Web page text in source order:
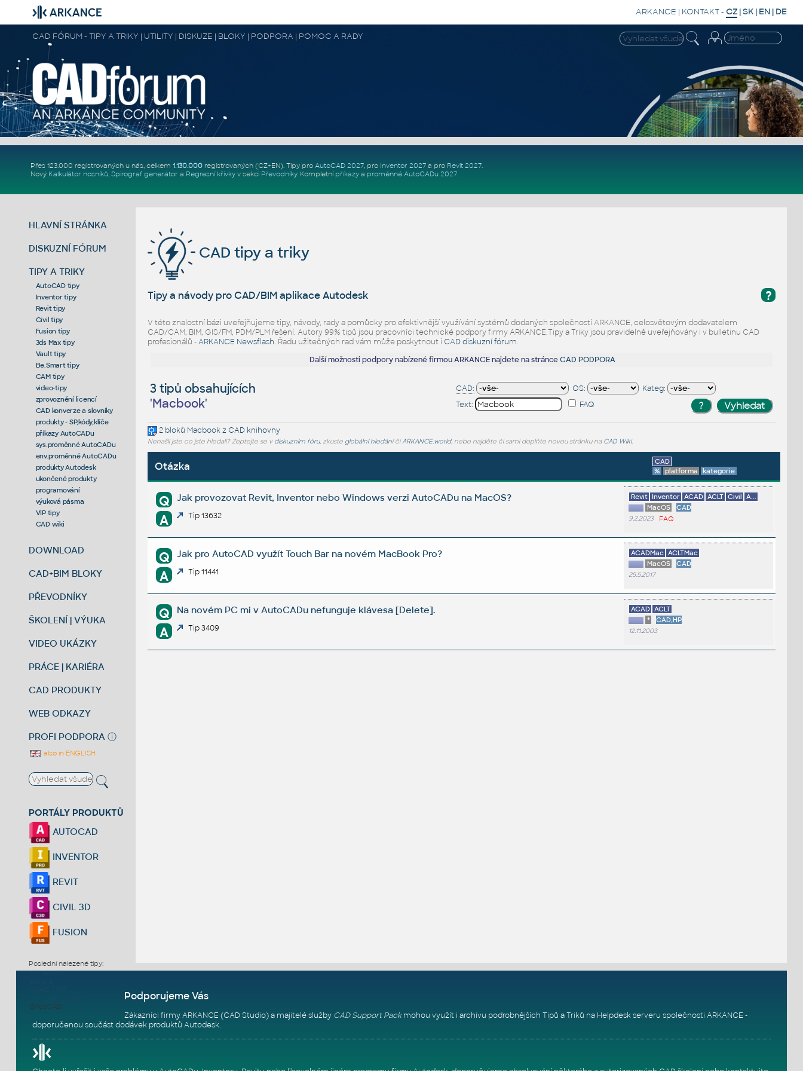
ARKANCE | KONTAKT- CZ |SK | EN | DE
CAD FÓRUM - TIPY A TRIKY | UTILITY | DISKUZE | BLOKY | PODPORA | POMOC A RADY
Přes 123.000 registrovaných u nás, celkem 1.130.000registrovaných (CZ+EN). Tipy pro AutoCAD 2027, pro Inventor 2027a pro Revit 2027.
Nový Kalkulátor nosníků, Spirograf generátor a Regresní křivkyv sekci Převodníky. Kompletní příkazya proměnné AutoCADu 2027.
HLAVNÍ STRÁNKA
DISKUZNÍ FÓRUM
TIPY A TRIKY
AutoCAD tipy
Inventor tipy
Revit tipy
Civil tipy
Fusion tipy
3ds Max tipy
Vault tipy
Be.Smart tipy
CAM tipy
video-tipy
zprovoznění licencí
CAD konverze a slovníky
produkty - SP,kódy,klíče
příkazy AutoCADu
sys.proměnné AutoCADu
env.proměnné AutoCADu
produkty Autodesk
ukončené produkty
programování
výuková pásma
VIP tipy
CAD wiki
DOWNLOAD
CAD+BIM BLOKY
PŘEVODNÍKY
ŠKOLENÍ | VÝUKA
VIDEO UKÁZKY
PRÁCE | KARIÉRA
CAD PRODUKTY
WEB ODKAZY
PROFI PODPORA ⓘ
also in ENGLISH
PORTÁLY PRODUKTŮ
AUTOCAD
INVENTOR
REVIT
CIVIL 3D
FUSION
Poslední nalezené tipy:
tisk acadu
BricsCAD
CAD tipy a triky
?
Tipy a návody pro CAD/BIM aplikace Autodesk
V této znalostní bázi uveřejňujeme tipy, návody, rady a pomůcky pro efektivnější využívání systémů dodaných společností ARKANCE, celosvětovým dodavatelem
CAD/CAM, BIM, GIS/FM, PDM/PLM řešení. Autory 99% tipů jsou pracovníci technické podpory firmy ARKANCE.Tipy a Triky jsou pravidelně uveřejňovány i v bulletinu CAD
profesionálů -ARKANCE Newsflash. Řadu užitečných rad vám může poskytnout i CAD diskuzní fórum.
Další možnosti podpory nabízené firmou ARKANCE najdete na stránceCAD PODPORA
3 tipů obsahujících
'Macbook'
CAD: OS:
Kateg:
Text:
FAQ
2 bloků Macbookz CAD knihovny
Nenašli jste co jste hledali? Zeptejte se v diskuzním fóru, zkuste globální hledáníčiARKANCE.world, nebo najděte či sami doplňte novou stránku na CAD Wiki.
Otázka
CAD
%
platforma kategorie
Q Jak provozovat Revit, Inventor nebo Windows verzi AutoCADu na MacOS?
A Tip 13632
Revit Inventor ACAD ACLT Civil
A...
MacOS
CAD
9.2.2023 FAQ
Q Jak pro AutoCAD využít Touch Bar na novém MacBook Pro?
A Tip 11441
ACADMac ACLTMac
MacOS
CAD
25.5.2017
Q Na novém PC mi v AutoCADu nefunguje klávesa [Delete].
A Tip 3409
ACAD ACLT
*
CAD,HP
12.11.2003
Podporujeme Vás
Zákazníci firmy ARKANCE (CAD Studio) a majitelé služby CAD Support Packmohou využít i archivu podrobnějších Tipů a Triků na Helpdesk serveru společnosti ARKANCE -
doporučenou součást dodávek produktů Autodesk.